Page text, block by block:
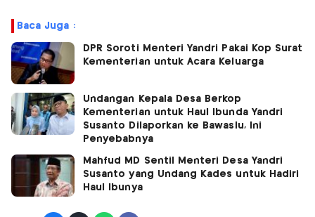
Baca Juga :
DPR Soroti Menteri Yandri Pakai Kop Surat
Kementerian untuk Acara Keluarga
Undangan Kepala Desa Berkop
Kementerian untuk Haul Ibunda Yandri
Susanto Dilaporkan ke Bawaslu, Ini
Penyebabnya
Mahfud MD Sentil Menteri Desa Yandri
Susanto yang Undang Kades untuk Hadiri
Haul Ibunya